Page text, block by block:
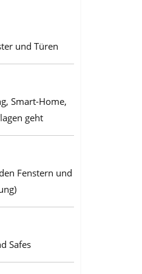
und Türen
Smart-Home,
geht
Fenstern und
Safes